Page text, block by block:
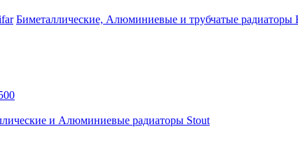
Биметаллические, Алюминиевые и трубчатые радиаторы
и Алюминиевые радиаторы Stout